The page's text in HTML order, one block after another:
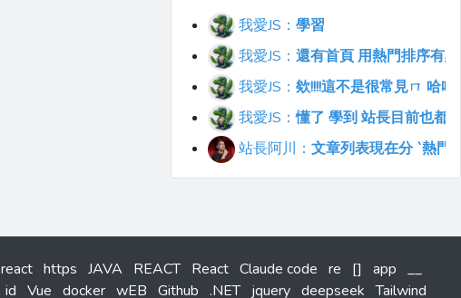
我愛JS： 學習
我愛JS： 還有首頁 用熱門排序有
我愛JS： 欸!!!!這不是很常見ㄇ 哈
我愛JS：懂了 學到 站長目前也都
站長阿川： 文章列表現在分 `熱門
react https JAVA REACT React Claude code re [] app __
id Vue docker wEB Github .NET jquery deepseek Tailwind